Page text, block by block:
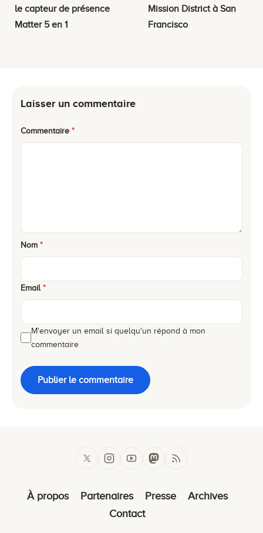
le capteur de présence
Matter 5 en 1
Mission District à San
Francisco
Laisser un commentaire
Commentaire *
Nom *
Email *
M'envoyer un email si quelqu'un répond à mon
commentaire
Publier le commentaire
À propos Partenaires Presse
Archives
Contact